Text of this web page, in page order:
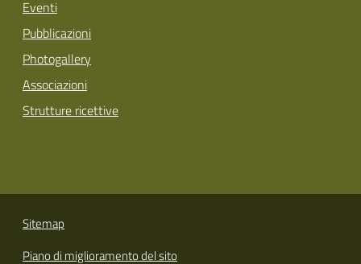
Eventi
Pubblicazioni
Photogallery
Associazioni
Strutture ricettive
Sitemap
Piano di miglioramento del sito